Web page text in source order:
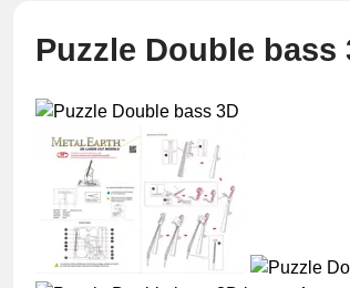
Puzzle Double bass